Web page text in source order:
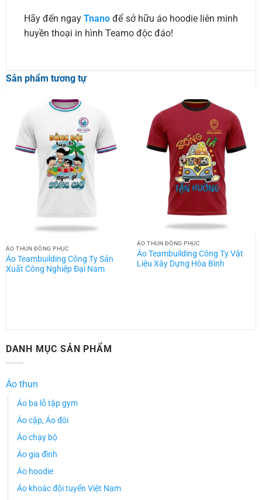
Hãy đến ngayTnano để sở hữu áo hoodie liên minh
huyền thoại in hình Teamo độc đáo!
Sản phẩm tương tự
ÁO THUN ĐỒNG PHỤC
Áo Teambuilding Công Ty Sản
Xuất Công Nghiệp Đại Nam
ÁO THUN ĐỒNG PHỤC
Áo Teambuilding Công Ty Vật
Liệu Xây Dựng Hòa Bình
DANH MỤC SẢN PHẨM
Áo thun
Áo ba lỗ tập gym
Áo cặp, Áo đôi
Áo chạy bộ
Áo gia đình
Áo hoodie
Áo khoác đội tuyển Việt Nam